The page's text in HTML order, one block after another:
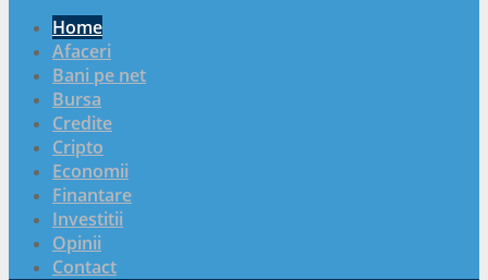
Home
Afaceri
Bani pe net
Bursa
Credite
Cripto
Economii
Finantare
Investitii
Opinii
Contact